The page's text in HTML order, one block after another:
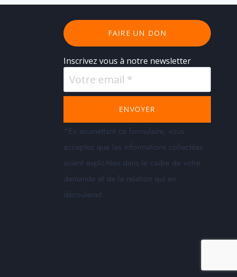
FAIRE UN DON
Inscrivez vous à notre newsletter
ENVOYER
*En soumettant ce formulaire, vous
acceptez que les informations collectées
soient exploitées dans le cadre de votre
demande et de la relation qui en
découlerait.